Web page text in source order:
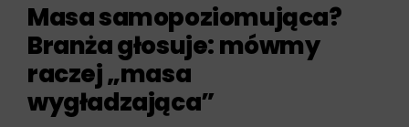
Masa samopoziomująca?
Branża głosuje: mówmy
raczej „masa
wygładzająca”